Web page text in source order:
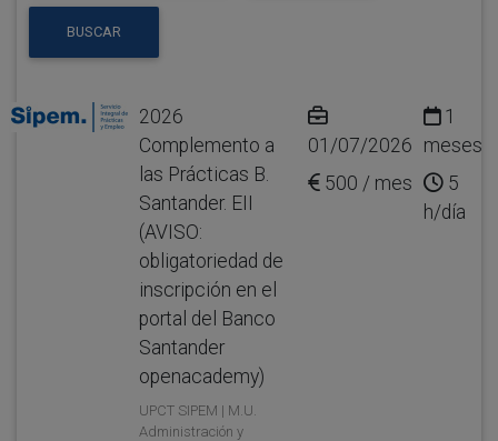
BUSCAR
2026
Complemento a
las Prácticas B.
Santander. EII
(AVISO:
obligatoriedad de
inscripción en el
portal del Banco
Santander
openacademy)
UPCT SIPEM | M.U.
Administración y
01/07/2026
500 / mes
1
meses
5
h/día